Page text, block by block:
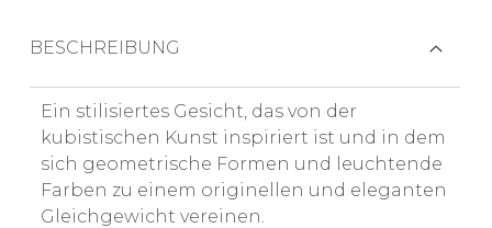
BESCHREIBUNG
Ein stilisiertes Gesicht, das von der
kubistischen Kunst inspiriert ist und in dem
sich geometrische Formen und leuchtende
Farben zu einem originellen und eleganten
Gleichgewicht vereinen.